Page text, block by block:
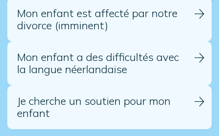
Mon enfant est affecté par notre
divorce (imminent)
Mon enfant a des difficultés avec
la langue néerlandaise
Je cherche un soutien pour mon
enfant